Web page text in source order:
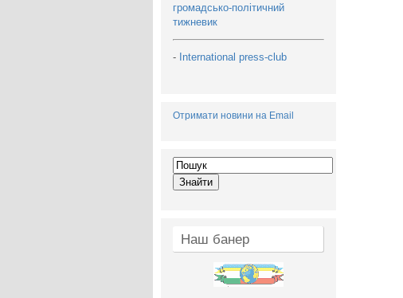
громадсько-політичний
тижневик
- International press-club
Отримати новини на Email
Наш банер